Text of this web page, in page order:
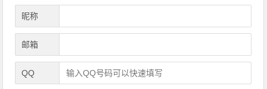
昵称
邮箱
QQ